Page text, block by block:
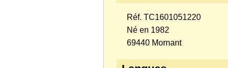
Réf. TC1601051220
Né en 1982
69440 Mornant